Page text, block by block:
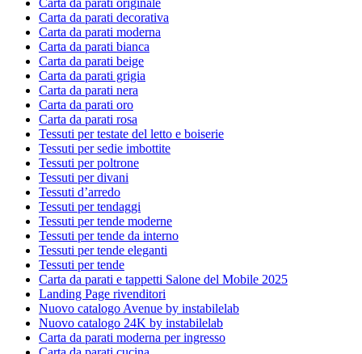
Carta da parati originale
Carta da parati decorativa
Carta da parati moderna
Carta da parati bianca
Carta da parati beige
Carta da parati grigia
Carta da parati nera
Carta da parati oro
Carta da parati rosa
Tessuti per testate del letto e boiserie
Tessuti per sedie imbottite
Tessuti per poltrone
Tessuti per divani
Tessuti d’arredo
Tessuti per tendaggi
Tessuti per tende moderne
Tessuti per tende da interno
Tessuti per tende eleganti
Tessuti per tende
Carta da parati e tappetti Salone del Mobile 2025
Landing Page rivenditori
Nuovo catalogo Avenue by instabilelab
Nuovo catalogo 24K by instabilelab
Carta da parati moderna per ingresso